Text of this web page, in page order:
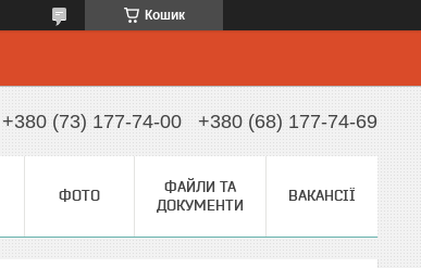
Кошик
+380 (73) 177-74-00 +380 (68) 177-74-69
ФОТО
ФАЙЛИ ТА
ДОКУМЕНТИ
ВАКАНСІЇ